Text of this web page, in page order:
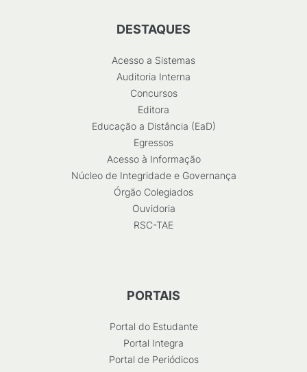
DESTAQUES
Acesso a Sistemas
Auditoria Interna
Concursos
Editora
Educação a Distância (EaD)
Egressos
Acesso à Informação
Núcleo de Integridade e Governança
Órgão Colegiados
Ouvidoria
RSC-TAE
PORTAIS
Portal do Estudante
Portal Integra
Portal de Periódicos